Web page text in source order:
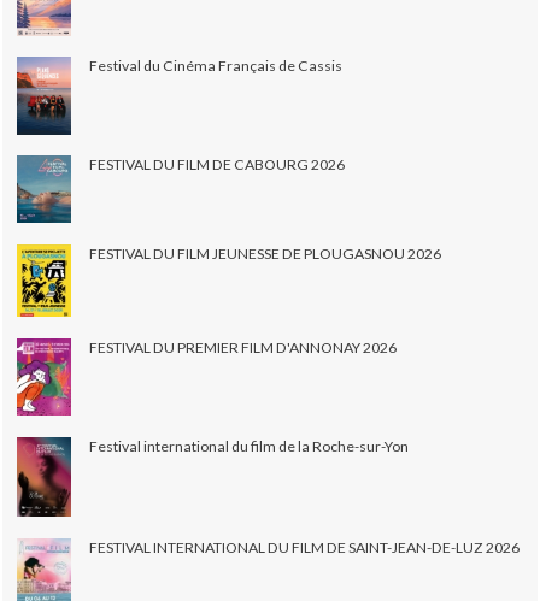
Festival du Cinéma Français de Cassis
FESTIVAL DU FILM DE CABOURG 2026
FESTIVAL DU FILM JEUNESSE DE PLOUGASNOU 2026
FESTIVAL DU PREMIER FILM D'ANNONAY 2026
Festival international du film de la Roche-sur-Yon
FESTIVAL INTERNATIONAL DU FILM DE SAINT-JEAN-DE-LUZ 2026